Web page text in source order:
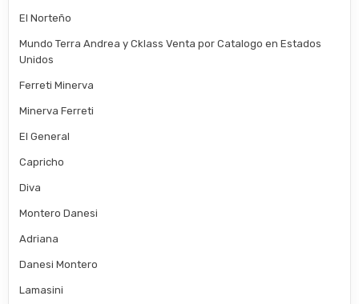
El Norteño
Mundo Terra Andrea y Cklass Venta por Catalogo en Estados
Unidos
Ferreti Minerva
Minerva Ferreti
El General
Capricho
Diva
Montero Danesi
Adriana
Danesi Montero
Lamasini